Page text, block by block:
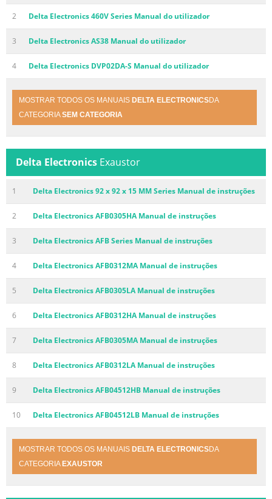
2 Delta Electronics 460V Series Manual do utilizador
3 Delta Electronics AS38 Manual do utilizador
4 Delta Electronics DVP02DA-S Manual do utilizador
MOSTRAR TODOS OS MANUAIS DELTA ELECTRONICSDA
CATEGORIASEM CATEGORIA
Delta Electronics Exaustor
1 Delta Electronics 92 x 92 x 15 MM Series Manual de instruções
2 Delta Electronics AFB0305HA Manual de instruções
3 Delta Electronics AFB Series Manual de instruções
4 Delta Electronics AFB0312MA Manual de instruções
5 Delta Electronics AFB0305LA Manual de instruções
6 Delta Electronics AFB0312HA Manual de instruções
7 Delta Electronics AFB0305MA Manual de instruções
8 Delta Electronics AFB0312LA Manual de instruções
9 Delta Electronics AFB04512HB Manual de instruções
10 Delta Electronics AFB04512LB Manual de instruções
MOSTRAR TODOS OS MANUAIS DELTA ELECTRONICSDA
CATEGORIA EXAUSTOR